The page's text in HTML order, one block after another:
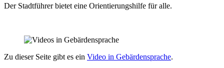
Der Stadtführer bietet eine Orientierungshilfe für alle.
Zu dieser Seite gibt es ein Video in Gebärdensprache.